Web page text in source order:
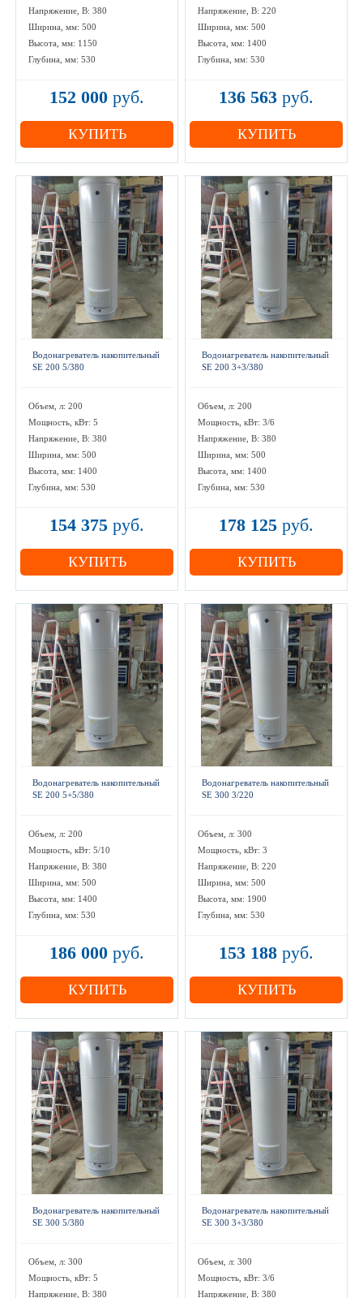
Напряжение, В: 380
Ширина, мм: 500
Высота, мм: 1150
Глубина, мм: 530
152 000 руб.
КУПИТЬ
Напряжение, В: 220
Ширина, мм: 500
Высота, мм: 1400
Глубина, мм: 530
136 563 руб.
КУПИТЬ
Водонагреватель накопительный
SE 200 5/380
Объем, л: 200
Мощность, кВт: 5
Напряжение, В: 380
Ширина, мм: 500
Высота, мм: 1400
Глубина, мм: 530
154 375 руб.
КУПИТЬ
Водонагреватель накопительный
SE 200 3+3/380
Объем, л: 200
Мощность, кВт: 3/6
Напряжение, В: 380
Ширина, мм: 500
Высота, мм: 1400
Глубина, мм: 530
178 125 руб.
КУПИТЬ
Водонагреватель накопительный
SE 200 5+5/380
Объем, л: 200
Мощность, кВт: 5/10
Напряжение, В: 380
Ширина, мм: 500
Высота, мм: 1400
Глубина, мм: 530
186 000 руб.
КУПИТЬ
Водонагреватель накопительный
SE 300 3/220
Объем, л: 300
Мощность, кВт: 3
Напряжение, В: 220
Ширина, мм: 500
Высота, мм: 1900
Глубина, мм: 530
153 188 руб.
КУПИТЬ
Водонагреватель накопительный
SE 300 5/380
Объем, л: 300
Мощность, кВт: 5
Напряжение, В: 380
Водонагреватель накопительный
SE 300 3+3/380
Объем, л: 300
Мощность, кВт: 3/6
Напряжение, В: 380